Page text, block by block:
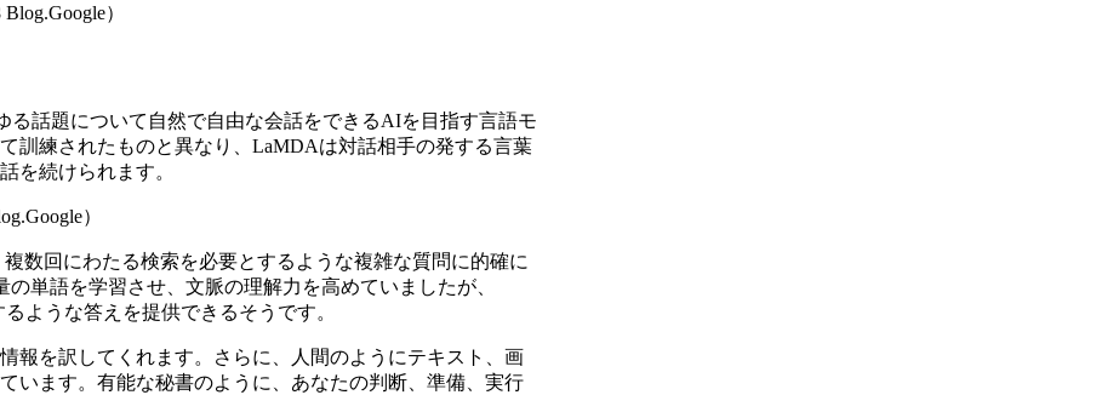
）
る話題について自然で自由な会話をできるAIを目指す言語モ
訓練されたものと異なり、LaMDAは対話相手の発する言葉
を続けられます。
）
数回にわたる検索を必要とするような複雑な質問に的確に
の単語を学習させ、文脈の理解力を高めていましたが、
ような答えを提供できるそうです。
報を訳してくれます。さらに、人間のようにテキスト、画
います。有能な秘書のように、あなたの判断、準備、実行